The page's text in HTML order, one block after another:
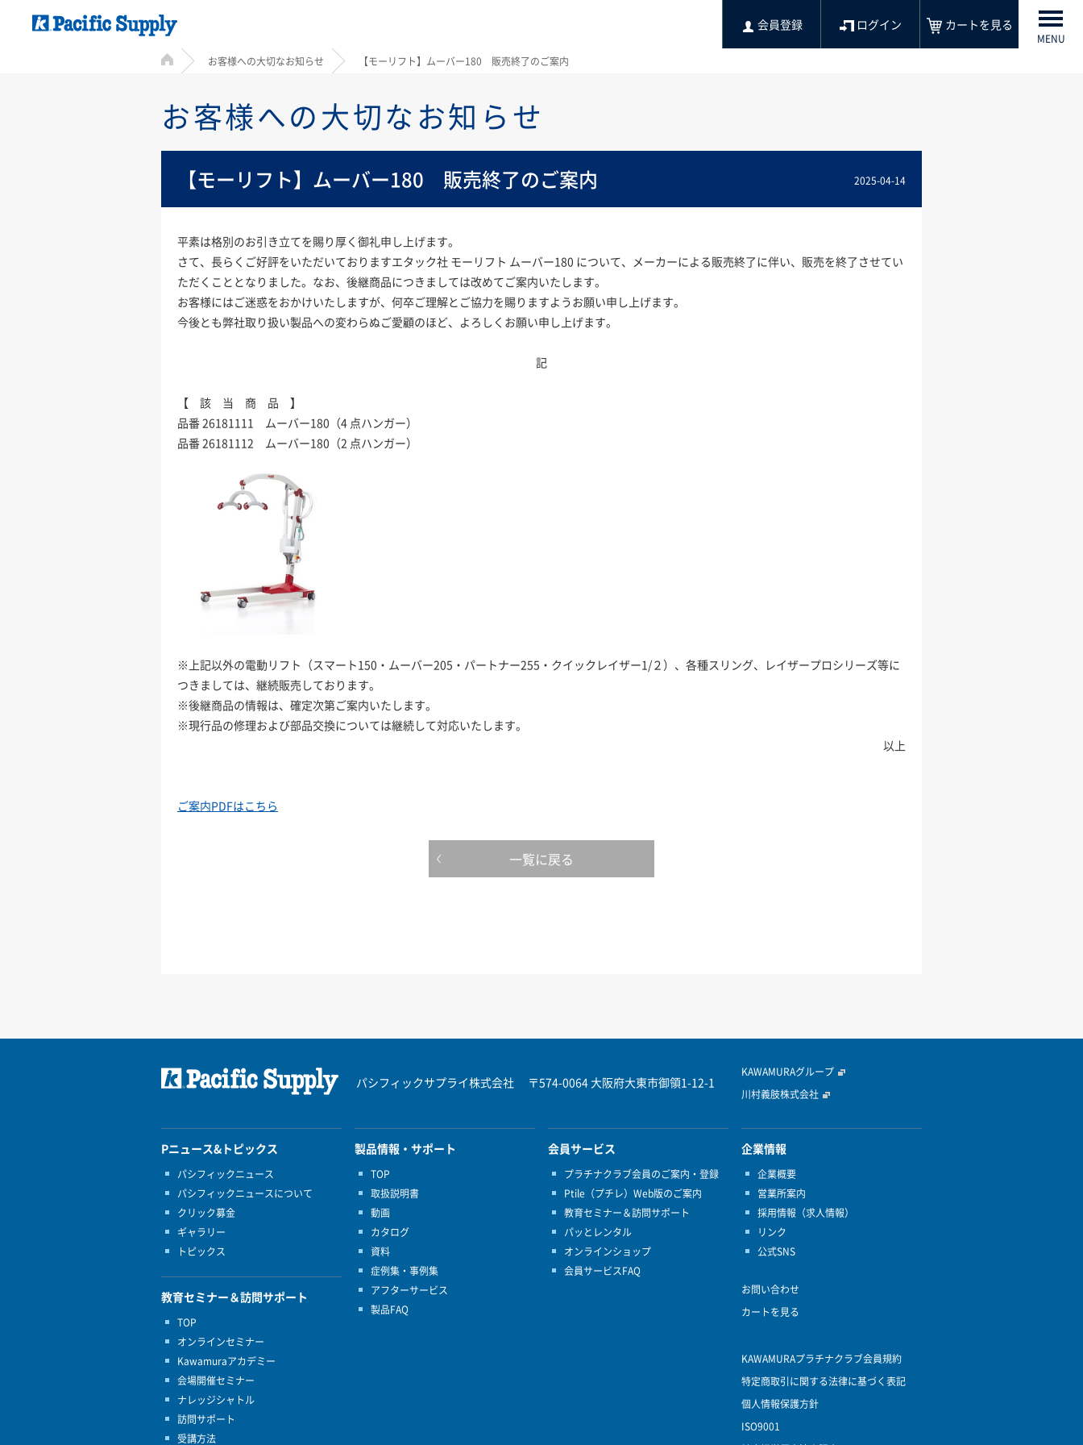
会員登録 ログイン カートを見る
MENU
HOME
お客様への大切なお知らせ 【モーリフト】ムーバー180 販売終了のご案内
お客様への大切なお知らせ
【モーリフト】ムーバー180 販売終了のご案内 2025-04-14
平素は格別のお引き立てを賜り厚く御礼申し上げます。
さて、長らくご好評をいただいておりますエタック社 モーリフト ムーバー180 について、メーカーによる販売終了に伴い、販売を終了させてい
ただくこととなりました。なお、後継商品につきましては改めてご案内いたします。
お客様にはご迷惑をおかけいたしますが、何卒ご理解とご協力を賜りますようお願い申し上げます。
今後とも弊社取り扱い製品への変わらぬご愛顧のほど、よろしくお願い申し上げます。
記
【 該 当 商 品 】
品番 26181111 ムーバー180（4 点ハンガー）
品番 26181112 ムーバー180（2 点ハンガー）
※上記以外の電動リフト（スマート150・ムーバー205・パートナー255・クイックレイザー1/２）、各種スリング、レイザープロシリーズ等に
つきましては、継続販売しております。
※後継商品の情報は、確定次第ご案内いたします。
※現行品の修理および部品交換については継続して対応いたします。
以上
ご案内PDFはこちら
一覧に戻る
パシフィックサプライ株式会社 〒574-0064 大阪府大東市御領1-12-1
KAWAMURAグループ
川村義肢株式会社
Pニュース&トピックス
パシフィックニュース
パシフィックニュースについて
クリック募金
ギャラリー
トピックス
教育セミナー＆訪問サポート
TOP
オンラインセミナー
Kawamuraアカデミー
会場開催セミナー
ナレッジシャトル
訪問サポート
受講方法
製品情報・サポート
TOP
取扱説明書
動画
カタログ
資料
症例集・事例集
アフターサービス
製品FAQ
会員サービス
プラチナクラブ会員のご案内・登録
Ptile（プチレ）Web版のご案内
教育セミナー＆訪問サポート
パッとレンタル
オンラインショップ
会員サービスFAQ
企業情報
企業概要
営業所案内
採用情報（求人情報）
リンク
公式SNS
お問い合わせ
カートを見る
KAWAMURAプラチナクラブ会員規約
特定商取引に関する法律に基づく表記
個人情報保護方針
ISO9001